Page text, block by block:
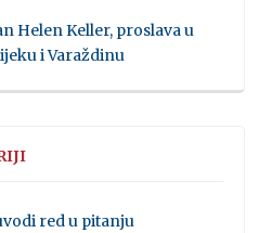
Helen Keller, proslava u
i Varaždinu
red u pitanju